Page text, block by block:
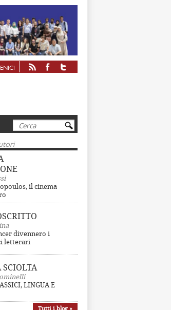
Cerca
il cinema
divennero i
letterari
SCIOLTA
LINGUA E
Tutti i blog »